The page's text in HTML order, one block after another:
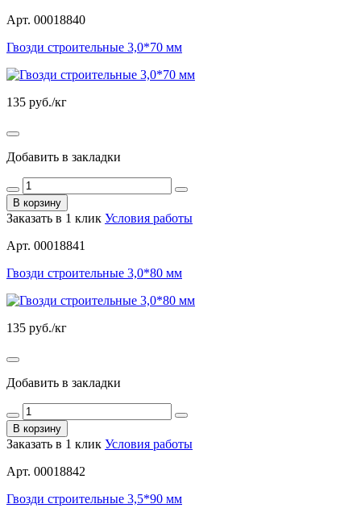
Арт. 00018840
Гвозди строительные 3,0*70 мм
135 руб./кг
Добавить в закладки
В корзину
Заказать в 1 клик Условия работы
Арт. 00018841
Гвозди строительные 3,0*80 мм
135 руб./кг
Добавить в закладки
В корзину
Заказать в 1 клик Условия работы
Арт. 00018842
Гвозди строительные 3,5*90 мм